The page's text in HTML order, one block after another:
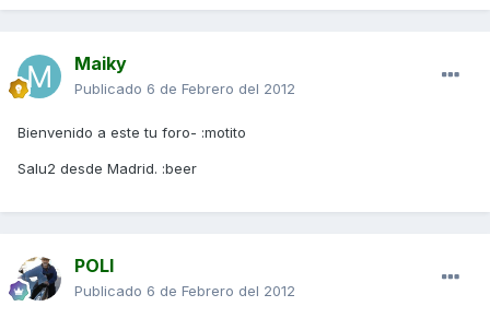
Maiky
Publicado 6 de Febrero del 2012
Bienvenido a este tu foro- :motito
Salu2 desde Madrid. :beer
POLI
Publicado 6 de Febrero del 2012